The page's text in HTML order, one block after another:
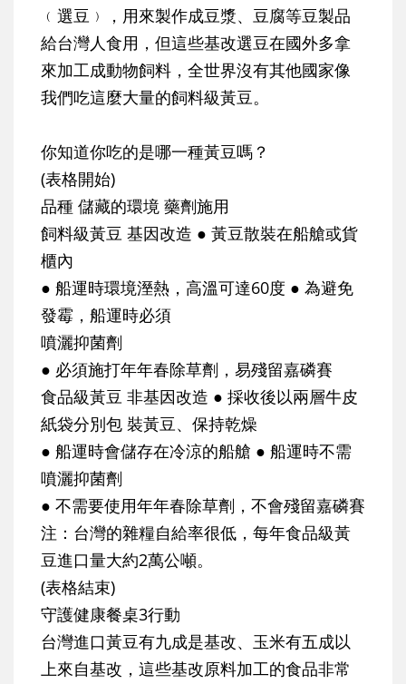
﹙選豆﹚，用來製作成豆漿、豆腐等豆製品
給台灣人食用，但這些基改選豆在國外多拿
來加工成動物飼料，全世界沒有其他國家像
我們吃這麼大量的飼料級黃豆。
你知道你吃的是哪一種黃豆嗎？
(表格開始)
品種 儲藏的環境 藥劑施用
飼料級黃豆 基因改造 ● 黃豆散裝在船艙或貨
櫃內
● 船運時環境溼熱，高溫可達60度 ● 為避免
發霉，船運時必須
噴灑抑菌劑
● 必須施打年年春除草劑，易殘留嘉磷賽
食品級黃豆 非基因改造 ● 採收後以兩層牛皮
紙袋分別包 裝黃豆、保持乾燥
● 船運時會儲存在冷涼的船艙 ● 船運時不需
噴灑抑菌劑
● 不需要使用年年春除草劑，不會殘留嘉磷賽
注：台灣的雜糧自給率很低，每年食品級黃
豆進口量大約2萬公噸。
(表格結束)
守護健康餐桌3行動
台灣進口黃豆有九成是基改、玉米有五成以
上來自基改，這些基改原料加工的食品非常